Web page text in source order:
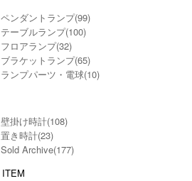
ペンダントランプ(99)
テーブルランプ(100)
フロアランプ(32)
ブラケットランプ(65)
ランプパーツ・電球(10)
壁掛け時計(108)
置き時計(23)
Sold Archive(177)